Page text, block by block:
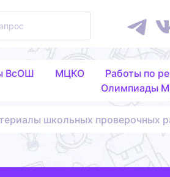
ВсОШ МЦКО Работы по
Олимпиады
школьных проверочных